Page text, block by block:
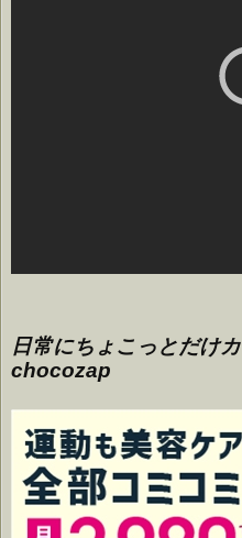
日常にちょこっとだけ
chocozap